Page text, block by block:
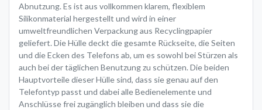
Abnutzung. Es ist aus vollkommen klarem, flexiblem
Silikonmaterial hergestellt und wird in einer
umweltfreundlichen Verpackung aus Recyclingpapier
geliefert. Die Hülle deckt die gesamte Rückseite, die Seiten
und die Ecken des Telefons ab, um es sowohl bei Stürzen als
auch bei der täglichen Benutzung zu schützen. Die beiden
Hauptvorteile dieser Hülle sind, dass sie genau auf den
Telefontyp passt und dabei alle Bedienelemente und
Anschlüsse frei zugänglich bleiben und dass sie die